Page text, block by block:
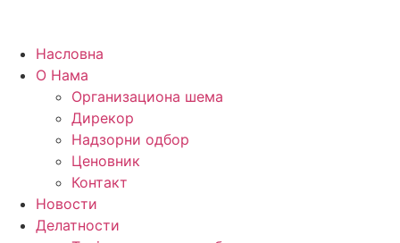
Насловна
О Нама
Организациона шема
Дирекор
Надзорни одбор
Ценовник
Контакт
Новости
Делатности